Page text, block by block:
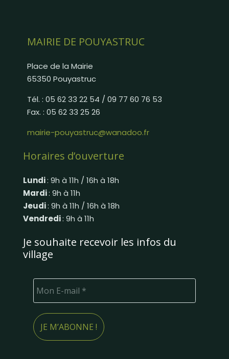
MAIRIE DE POUYASTRUC
Place de la Mairie
65350 Pouyastruc
Tél. : 05 62 33 22 54 / 09 77 60 76 53
Fax. : 05 62 33 25 26
mairie-pouyastruc@wanadoo.fr
Horaires d’ouverture
Lundi: 9h à 11h / 16h à 18h
Mardi: 9h à 11h
Jeudi: 9h à 11h / 16h à 18h
Vendredi: 9h à 11h
Je souhaite recevoir les infos du
village